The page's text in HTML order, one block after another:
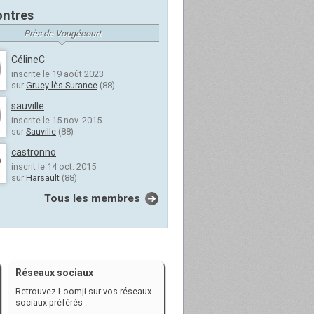
Près de Vougécourt
CélineC
inscrite le 19 août 2023
sur Gruey-lès-Surance (88)
sauville
inscrite le 15 nov. 2015
sur Sauville (88)
castronno
inscrit le 14 oct. 2015
sur Harsault (88)
Tous les membres
Réseaux sociaux
Retrouvez Loomji sur vos réseaux
sociaux préférés :